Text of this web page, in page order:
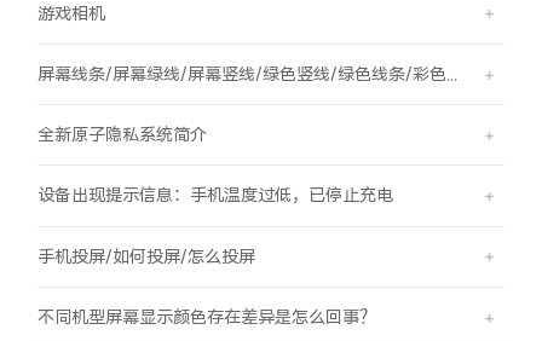
游戏相机
全新原子隐私系统简介
设备出现提示信息：手机温度过低，已停止充电
手机投屏/如何投屏/怎么投屏
不同机型屏幕显示颜色存在差异是怎么回事？